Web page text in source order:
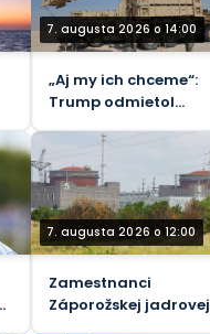
7. augusta 2026 o 14:00
„Aj my ich chceme“:
Trump odmietol
7. augusta 2026 o 12:00
Zamestnanci
Záporožskej jadrovej